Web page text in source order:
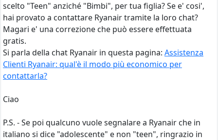
scelto "Teen" anziché "Bimbi", per tua figlia? Se e' cosi',
hai provato a contattare Ryanair tramite la loro chat?
Magari e' una correzione che può essere effettuata
gratis.
Si parla della chat Ryanair in questa pagina: Assistenza
Clienti Ryanair: qual'è il modo più economico per
contattarla?
Ciao
P.S. - Se poi qualcuno vuole segnalare a Ryanair che in
italiano si dice "adolescente" e non "teen", ringrazio in